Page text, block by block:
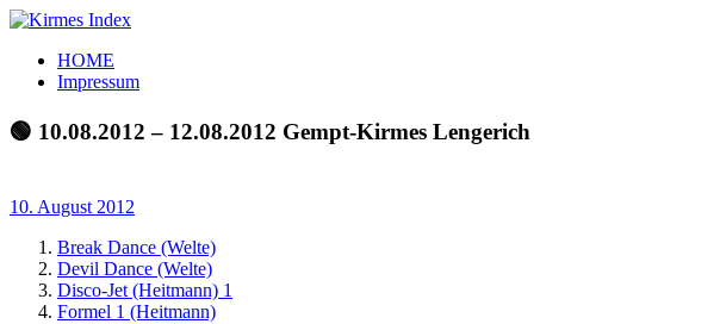
Zum
springen
Kirmes
Index
Tourpläne
der
letzten
HOME
Impressum
🟢 10.08.2012 – 12.08.2012 Gempt-Kirmes Lengerich
10. August 2012
Break Dance (Welte)
Devil Dance (Welte)
Disco-Jet (Heitmann) 1
Formel 1 (Heitmann)